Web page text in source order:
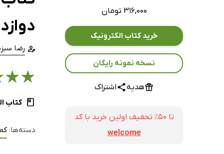
۳۱۶,۰۰۰ تومان
خرید کتاب الکترونیک
نسخه نمونه رایگان
هدیه اشتراک
تا ۵۰٪ تخفیف اولین خرید با کد
welcome
رضا
★
★
کتاب
دسته‌ها: